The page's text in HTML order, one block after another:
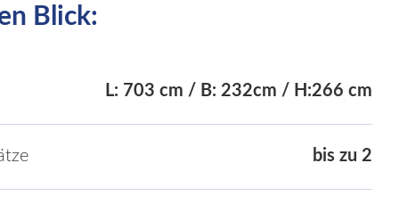
Blick:
L: 703 cm / B: 232cm / H:266 cm
bis zu 2